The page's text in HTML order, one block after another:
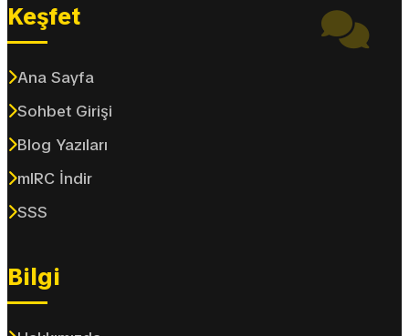
Keşfet
Ana Sayfa
Sohbet Girişi
Blog Yazıları
mIRC İndir
SSS
Bilgi